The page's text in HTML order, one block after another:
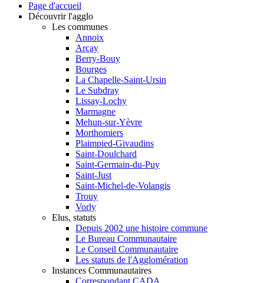
Page d'accueil
Découvrir l'agglo
Les communes
Annoix
Arçay
Berry-Bouy
Bourges
La Chapelle-Saint-Ursin
Le Subdray
Lissay-Lochy
Marmagne
Mehun-sur-Yèvre
Morthomiers
Plaimpied-Givaudins
Saint-Doulchard
Saint-Germain-du-Puy
Saint-Just
Saint-Michel-de-Volangis
Trouy
Vorly
Elus, statuts
Depuis 2002 une histoire commune
Le Bureau Communautaire
Le Conseil Communautaire
Les statuts de l'Agglomération
Instances Communautaires
Correspondant CADA